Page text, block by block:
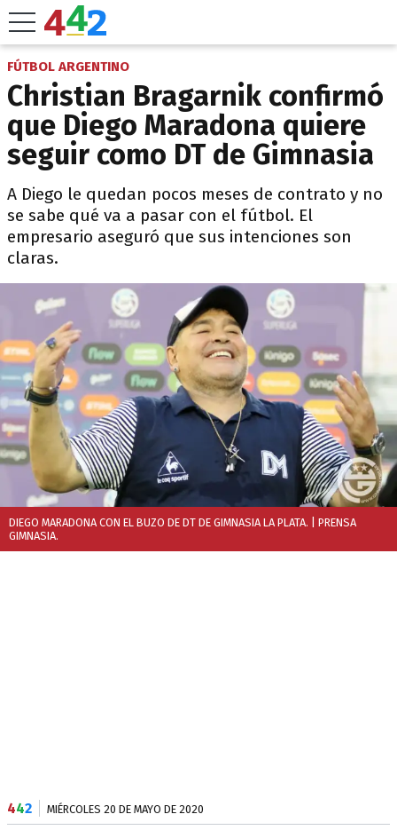
FÚTBOL ARGENTINO
Christian Bragarnik confirmó
que Diego Maradona quiere
seguir como DT de Gimnasia
A Diego le quedan pocos meses de contrato y no
se sabe qué va a pasar con el fútbol. El
empresario aseguró que sus intenciones son
claras.
DIEGO MARADONA CON EL BUZO DE DT DE GIMNASIA LA PLATA. | PRENSA
GIMNASIA.
442 MIÉRCOLES 20 DE MAYO DE 2020